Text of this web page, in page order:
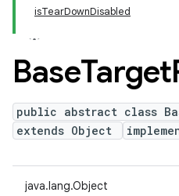
isTearDownDisabled
BaseTarget
public abstract class
extends Object
java.lang.Object